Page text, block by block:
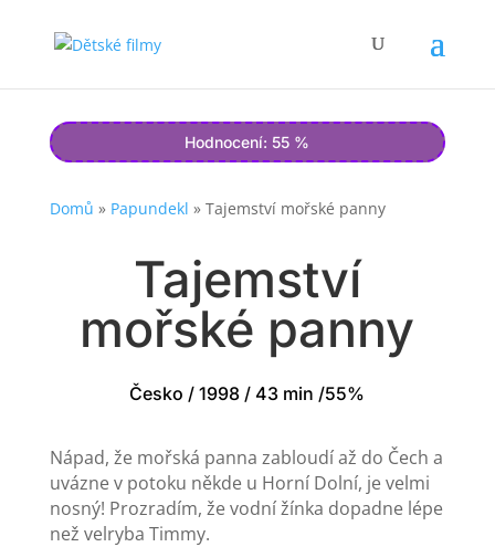
Hodnocení: 55 %
Domů » Papundekl » Tajemství mořské panny
Tajemství
mořské panny
Česko / 1998 / 43 min /55%
Nápad, že mořská panna zabloudí až do Čech a
uvázne v potoku někde u Horní Dolní, je velmi
nosný! Prozradím, že vodní žínka dopadne lépe
než velryba Timmy.